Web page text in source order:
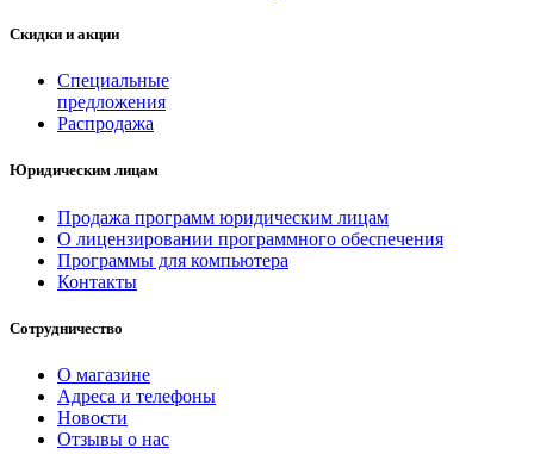
Скидки и акции
Специальные
предложения
Распродажа
Юридическим лицам
Продажа программ юридическим лицам
О лицензировании программного обеспечения
Программы для компьютера
Контакты
Сотрудничество
О магазине
Адреса и телефоны
Новости
Отзывы о нас